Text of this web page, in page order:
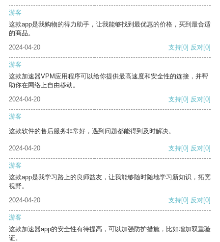
游客
这款app是我购物的得力助手，让我能够找到最优惠的价格，买到最合适
的商品。
2024-04-20
支持[0] 反对[0]
游客
这款加速器VPM应用程序可以给你提供最高速度和安全性的连接，并帮
助你在网络上自由移动。
2024-04-20
支持[0] 反对[0]
游客
这款软件的售后服务非常好，遇到问题都能得到及时解决。
2024-04-20 支持[0] 反对[0]
游客
这款app是我学习路上的良师益友，让我能够随时随地学习新知识，拓宽
视野。
2024-04-20
支持[0] 反对[0]
游客
这款加速器app的安全性有待提高，可以加强防护措施，比如增加双重验
证。